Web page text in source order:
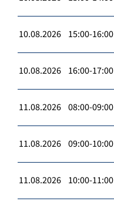
10.08.2026 15:00-16:00
10.08.2026 16:00-17:00
11.08.2026 08:00-09:00
11.08.2026 09:00-10:00
11.08.2026 10:00-11:00